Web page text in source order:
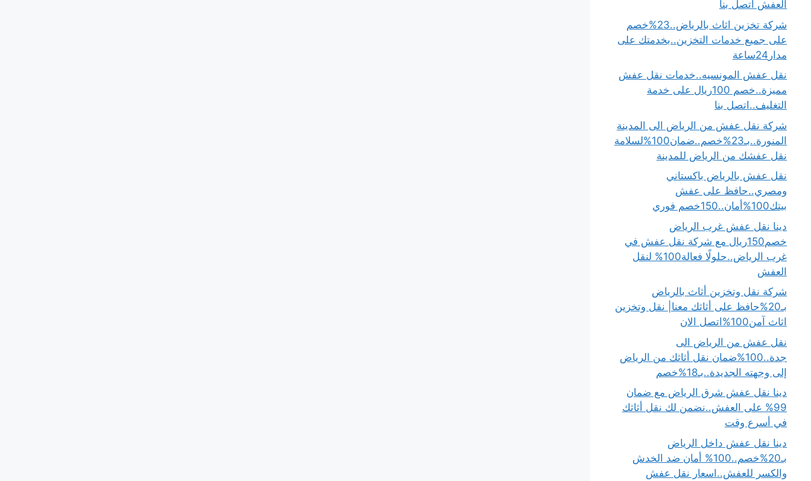
العفش اتصل بنا
شركة تخزين اثاث بالرياض..23%خصم
على جميع خدمات التخزين..بخدمتك على
مدار24ساعة
نقل عفش المونسيه..خدمات نقل عفش
مميزة..خصم 100ريال على خدمة
التغليف..اتصل بنا
شركة نقل عفش من الرياض الى المدينة
المنورة..بـ23%خصم..ضمان100%لسلامة
نقل عفشك من الرياض للمدينة
نقل عفش بالرياض باكستاني
ومصري..حافظ على عفش
بيتك100%أمان..150خصم فوري
دينا نقل عفش غرب الرياض
خصم150ريال مع شركة نقل عفش في
غرب الرياض..حلولًا فعالة100% لنقل
العفش
شركة نقل وتخزين أثاث بالرياض
بـ20%حافظ على أثاثك معنا| نقل وتخزين
اثاث آمن100%اتصل الان
نقل عفش من الرياض الى
جدة..100%ضمان نقل أثاثك من الرياض
إلى وجهته الجديدة..بـ18%خصم
دينا نقل عفش شرق الرياض مع ضمان
99% على العفش..نضمن لك نقل أثاثك
في أسرع وقت
دينا نقل عفش داخل الرياض
بـ20%خصم..100% أمان ضد الخدش
والكسر للعفش..اسعار نقل عفش